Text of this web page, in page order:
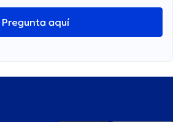
Pregunta aquí